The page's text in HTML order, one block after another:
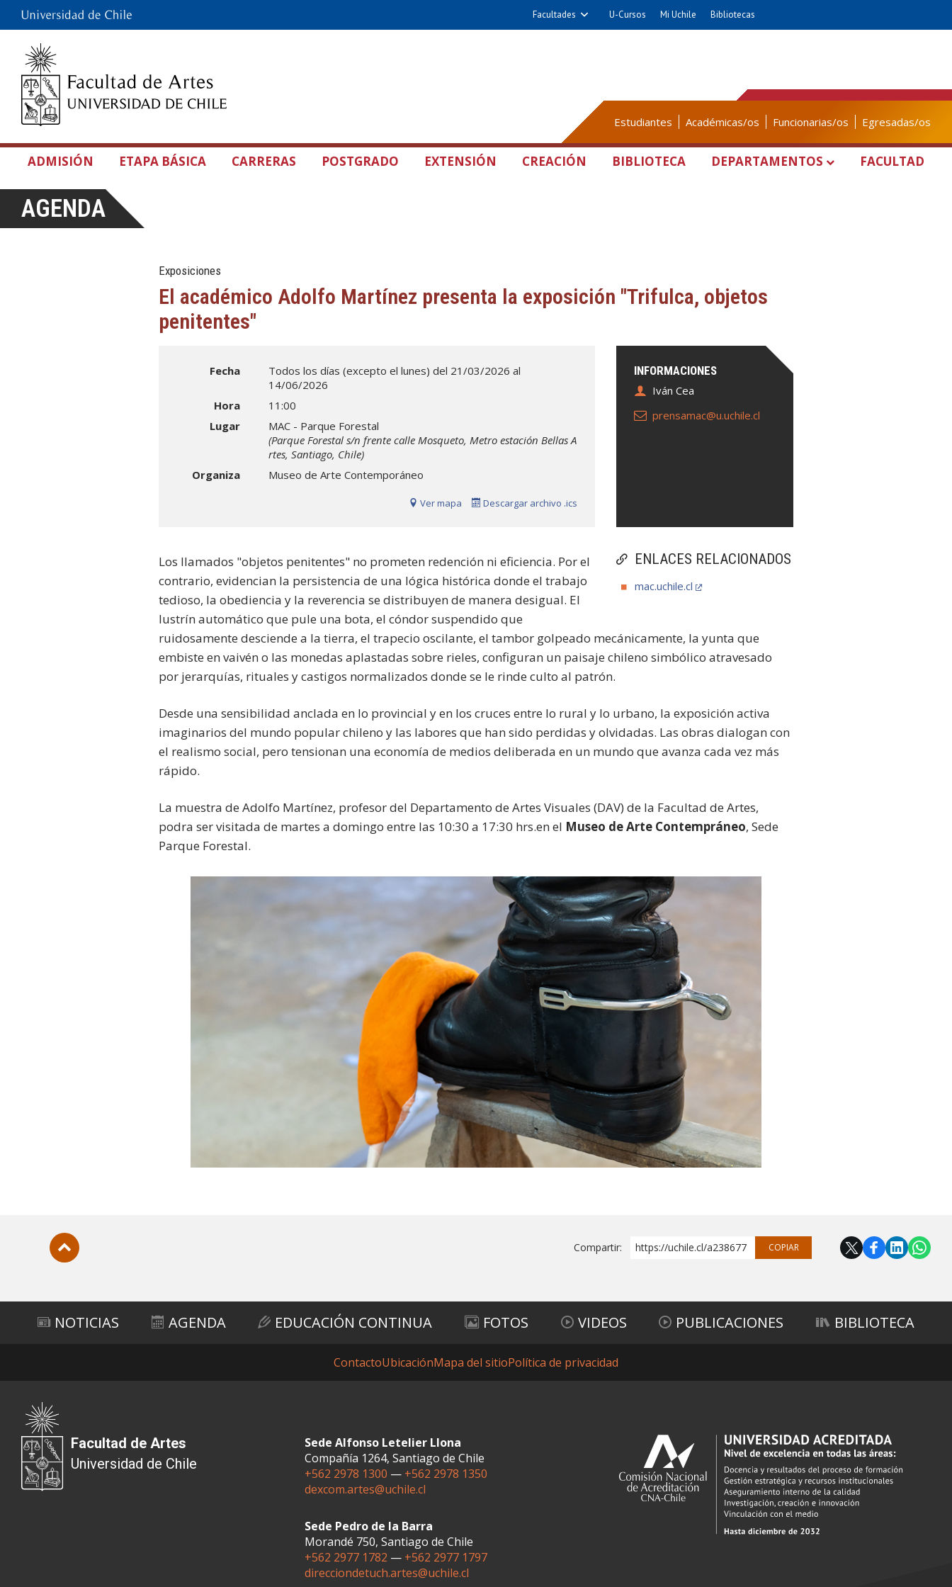
Facultades U-Cursos Mi Uchile Bibliotecas
Estudiantes Académicas/os Funcionarias/os Egresadas/os
ADMISIÓN ETAPA BÁSICA CARRERAS POSTGRADO EXTENSIÓN CREACIÓN BIBLIOTECA DEPARTAMENTOS FACULTAD
AGENDA
Exposiciones
El académico Adolfo Martínez presenta la exposición "Trifulca, objetos
penitentes"
INFORMACIONES
Iván Cea
prensamac@u.uchile.cl
Fecha
Todos los días (excepto el lunes) del 21/03/2026 al
14/06/2026
Hora
11:00
Lugar
MAC - Parque Forestal
(Parque Forestal s/n frente calle Mosqueto, Metro estación Bellas A
rtes, Santiago, Chile)
Organiza
Museo de Arte Contemporáneo
Ver mapa Descargar archivo .ics
ENLACES RELACIONADOS
mac.uchile.cl
Los llamados "objetos penitentes" no prometen redención ni eficiencia. Por el
contrario, evidencian la persistencia de una lógica histórica donde el trabajo
tedioso, la obediencia y la reverencia se distribuyen de manera desigual. El
lustrín automático que pule una bota, el cóndor suspendido que
ruidosamente desciende a la tierra, el trapecio oscilante, el tambor golpeado mecánicamente, la yunta que
embiste en vaivén o las monedas aplastadas sobre rieles, configuran un paisaje chileno simbólico atravesado
por jerarquías, rituales y castigos normalizados donde se le rinde culto al patrón.
Desde una sensibilidad anclada en lo provincial y en los cruces entre lo rural y lo urbano, la exposición activa
imaginarios del mundo popular chileno y las labores que han sido perdidas y olvidadas. Las obras dialogan con
el realismo social, pero tensionan una economía de medios deliberada en un mundo que avanza cada vez más
rápido.
La muestra de Adolfo Martínez, profesor del Departamento de Artes Visuales (DAV) de la Facultad de Artes,
podra ser visitada de martes a domingo entre las 10:30 a 17:30 hrs.en el Museo de Arte Contempráneo, Sede
Parque Forestal.
Compartir: https://uchile.cl/a238677 COPIAR
NOTICIAS AGENDA EDUCACIÓN CONTINUA FOTOS VIDEOS PUBLICACIONES BIBLIOTECA
ContactoUbicaciónMapa del sitioPolítica de privacidad
Facultad de Artes
Universidad de Chile
Sede Alfonso Letelier Llona
Compañía 1264, Santiago de Chile
+562 2978 1300 — +562 2978 1350
dexcom.artes@uchile.cl
Sede Pedro de la Barra
Morandé 750, Santiago de Chile
+562 2977 1782 — +562 2977 1797
direcciondetuch.artes@uchile.cl